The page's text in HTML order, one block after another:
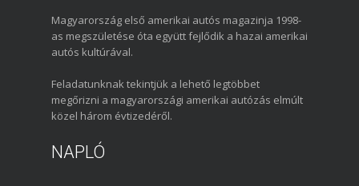
Magyarország első amerikai autós magazinja 1998-
as megszületése óta együtt fejlődik a hazai amerikai
autós kultúrával.
Feladatunknak tekintjük a lehető legtöbbet
megőrizni a magyarországi amerikai autózás elmúlt
közel három évtizedéről.
NAPLÓ